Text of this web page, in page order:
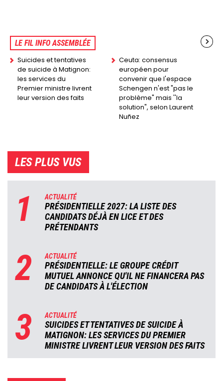
LE FIL INFO ASSEMBLÉE
Suicides et tentatives
de suicide à Matignon:
les services du
Premier ministre livrent
leur version des faits
Ceuta: consensus
européen pour
convenir que l'espace
Schengen n'est "pas le
problème" mais ''la
solution", selon Laurent
Nuñez
LES PLUS VUS
1 ACTUALITÉ
PRÉSIDENTIELLE 2027: LA LISTE DES
CANDIDATS DÉJÀ EN LICE ET DES
PRÉTENDANTS
2 ACTUALITÉ
PRÉSIDENTIELLE: LE GROUPE CRÉDIT
MUTUEL ANNONCE QU'IL NE FINANCERA PAS
DE CANDIDATS À L'ÉLECTION
3 ACTUALITÉ
SUICIDES ET TENTATIVES DE SUICIDE À
MATIGNON: LES SERVICES DU PREMIER
MINISTRE LIVRENT LEUR VERSION DES FAITS